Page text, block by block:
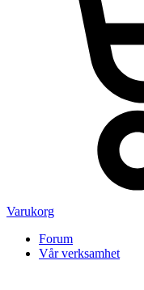
Varukorg
Forum
Vår verksamhet